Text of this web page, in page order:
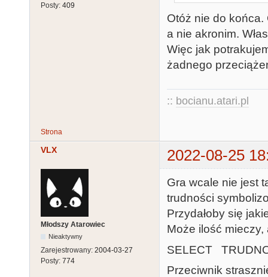
Posty: 409
Otóż nie do końca.
a nie akronim.
Więc jak
żadnego
:: bocianu.atari.pl
Strona
VLX 2022-08-25
Młodszy Atarowiec
Nieaktywny
Zarejestrowany: 2004-03-27
Posty: 774
Gra wcale nie jest
trudności
Przydałoby się
Może ilość mieczy,
SELECT
Przeciwnik